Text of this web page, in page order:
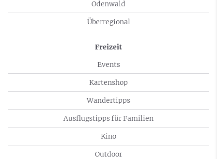
Odenwald
Überregional
Freizeit
Events
Kartenshop
Wandertipps
Ausflugstipps für Familien
Kino
Outdoor